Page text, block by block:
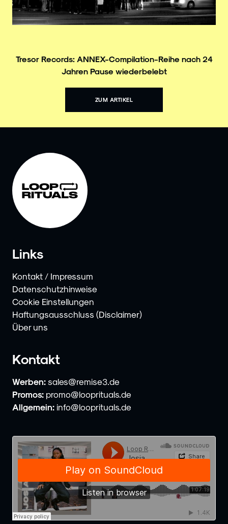
Tresor Records: ANNEX-Compilation-Reihe nach 24
Jahren Pause wiederbelebt
ZUM ARTIKEL
Links
Kontakt / Impressum
Datenschutzhinweise
Cookie Einstellungen
Haftungsausschluss (Disclaimer)
Über uns
Kontakt
Werben: sales@remise3.de
Promos: promo@looprituals.de
Allgemein: info@looprituals.de